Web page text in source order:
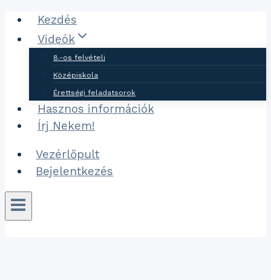
Ugrás
tartalomhoz
Kezdés
Videók
8.-os felvételi
Középiskola
Érettségi feladatsorok
Hasznos információk
Írj Nekem!
Vezérlőpult
Bejelentkezés